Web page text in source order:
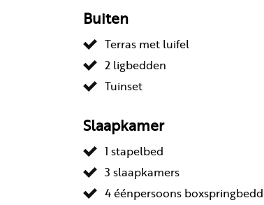
Buiten
Terras met luifel
2 ligbedden
Tuinset
Slaapkamer
1 stapelbed
3 slaapkamers
4 éénpersoons